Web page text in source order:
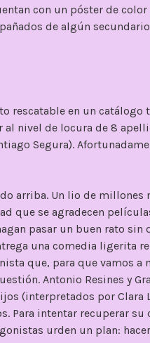
con un póster de
de algún
rescatable en un catálogo
nivel de locura de 8
Segura).
arriba. Un lio de millones
que se agradecen
pasar un buen rato sin
una comedia ligerita
que, para que vamos a
Antonio Resines y
(interpretados por Clara
Para intentar recuperar su
urden un plan: